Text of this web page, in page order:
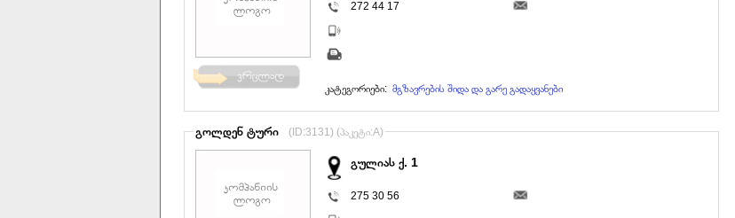
272 44 17
კატეგორიები: მგზავრების შიდა და გარე გადაყვანები
გოლდენ ტური (ID:3131) (პაკეტი:A)
გულიას ქ. 1
275 30 56